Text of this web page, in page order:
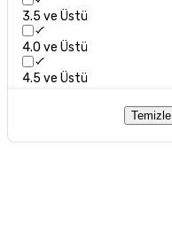
3.5 ve Üstü
4.0 ve Üstü
4.5 ve Üstü
Temizle